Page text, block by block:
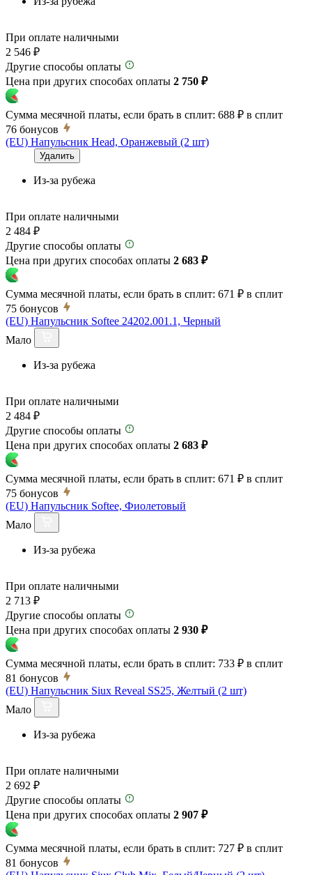
При оплате наличными
2 546 ₽
Другие способы оплаты
Цена при других способах оплаты 2 750 ₽
Сумма месячной платы, если брать в сплит: 688 ₽ в сплит
76 бонусов
(EU) Напульсник Head, Оранжевый (2 шт)
Удалить
Из-за рубежа
При оплате наличными
2 484 ₽
Другие способы оплаты
Цена при других способах оплаты 2 683 ₽
Сумма месячной платы, если брать в сплит: 671 ₽ в сплит
75 бонусов
(EU) Напульсник Softee 24202.001.1, Черный
Мало
Из-за рубежа
При оплате наличными
2 484 ₽
Другие способы оплаты
Цена при других способах оплаты 2 683 ₽
Сумма месячной платы, если брать в сплит: 671 ₽ в сплит
75 бонусов
(EU) Напульсник Softee, Фиолетовый
Мало
Из-за рубежа
При оплате наличными
2 713 ₽
Другие способы оплаты
Цена при других способах оплаты 2 930 ₽
Сумма месячной платы, если брать в сплит: 733 ₽ в сплит
81 бонусов
(EU) Напульсник Siux Reveal SS25, Желтый (2 шт)
Мало
Из-за рубежа
При оплате наличными
2 692 ₽
Другие способы оплаты
Цена при других способах оплаты 2 907 ₽
Сумма месячной платы, если брать в сплит: 727 ₽ в сплит
81 бонусов